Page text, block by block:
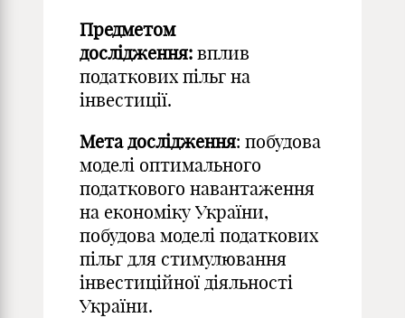
Предметом
дослідження: вплив
податкових пільг на
інвестиції.
Мета дослідження: побудова
моделі оптимального
податкового навантаження
на економіку України,
побудова моделі податкових
пільг для стимулювання
інвестиційної діяльності
України.